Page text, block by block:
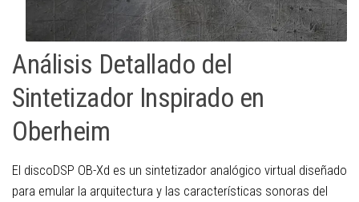
Análisis Detallado del
Sintetizador Inspirado en
Oberheim
El discoDSP OB-Xd es un sintetizador analógico virtual diseñado
para emular la arquitectura y las características sonoras del